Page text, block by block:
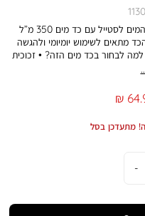
כד מים 350 מ”ל זכוכית. הפכו את שתיית המים לסטייל עם כד מים 350 מ”ל
מתאים לשימוש יומיומי ולהגשה
לבחור בכד מים הזה? • זכוכית
מושלם לשימוש אישי בבית, במשרד
לאירוח יומיומי או מסיבת קיץ,
מהמוצג בתמונה